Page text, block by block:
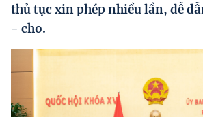
Khác
Video
Photo
thủ tục xin phép nhiều lần, dễ
- cho.